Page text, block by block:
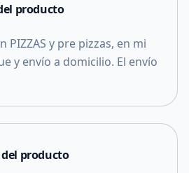
producto
PIZZAS y pre pizzas, en mi
y envío a domicilio. El envío
producto